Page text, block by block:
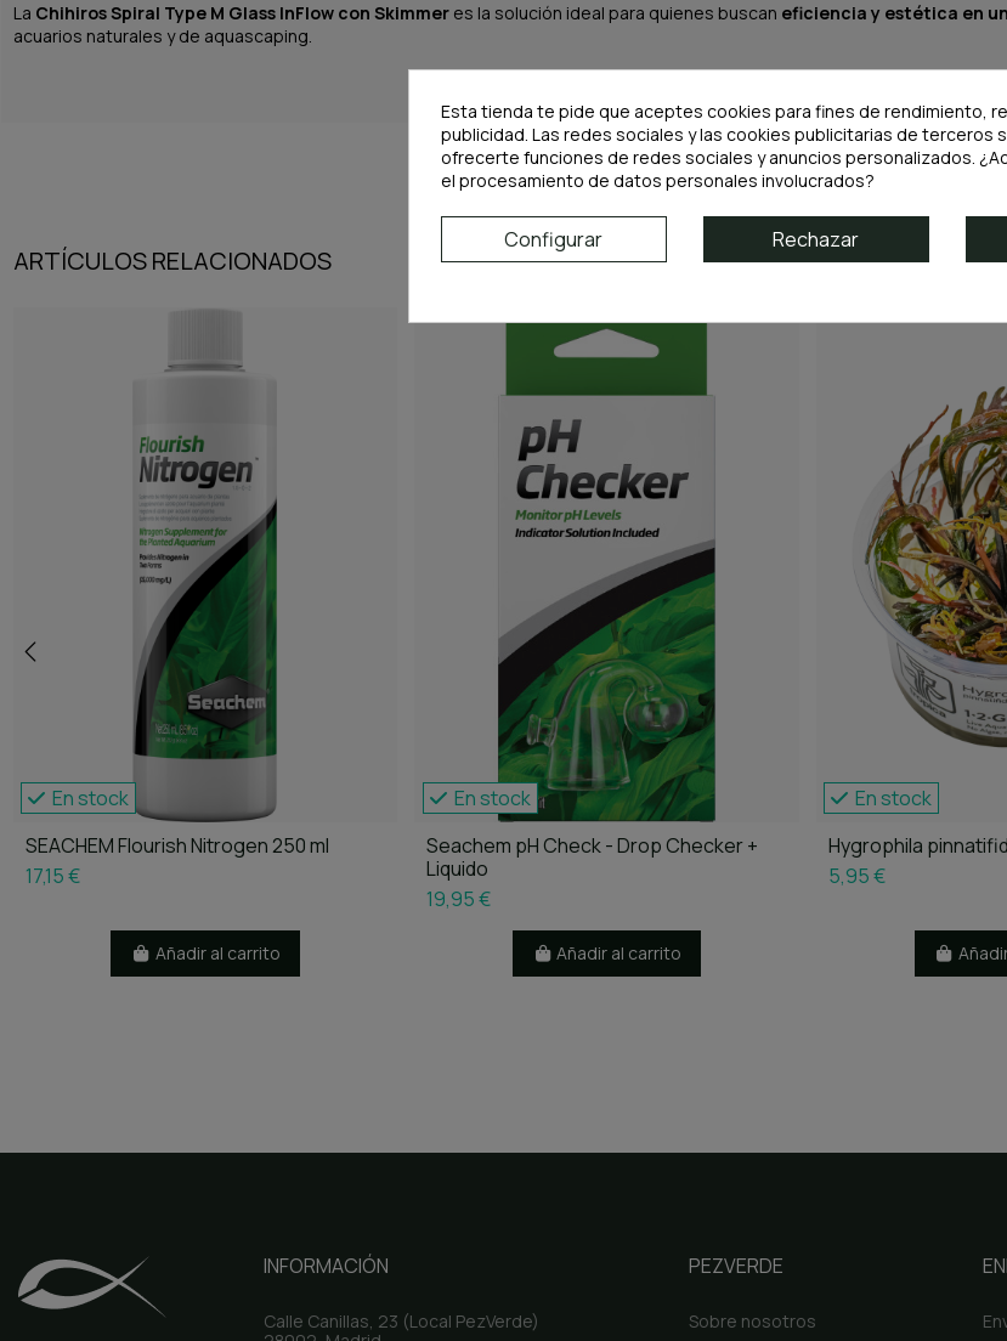
La Chihiros Spiral Type M Glass InFlow con Skimmeres la solución ideal para quienes buscan eficiencia y estética en
acuarios naturales y de aquascaping.
ARTÍCULOS RELACIONADOS
En stock
SEACHEM Flourish Nitrogen 250 ml
17,15 €
Añadir al carrito
En stock
Seachem pH Check - Drop Checker +
Liquido
19,95 €
Añadir al carrito
En stock
Hygrophila
5,95 €
INFORMACIÓN
Calle Canillas, 23 (Local PezVerde)
PEZVERDE
Sobre nosotros
Esta tienda te pide que aceptes cookies para fines de rendimiento,
publicidad. Las redes sociales y las cookies publicitarias de terceros
ofrecerte funciones de redes sociales y anuncios personalizados.
el procesamiento de datos personales involucrados?
Configurar Rechazar